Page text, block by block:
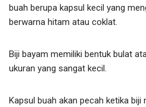
buah berupa kapsul kecil yang
berwarna hitam atau coklat.
Biji bayam memiliki bentuk bulat
ukuran yang sangat kecil.
Kapsul buah akan pecah ketika biji